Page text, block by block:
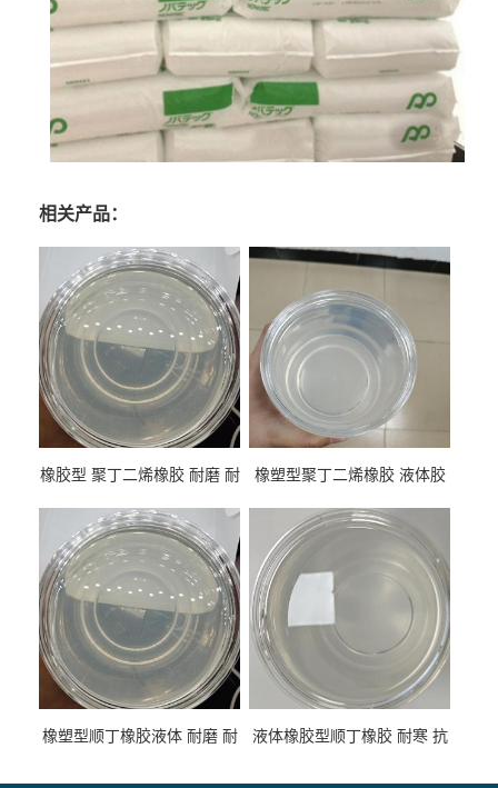
相关产品：
橡胶型 聚丁二烯橡胶 耐磨 耐
性
橡塑型聚丁二烯橡胶 液体胶
专用
橡塑型顺丁橡胶液体 耐磨 耐
液体橡胶型顺丁橡胶 耐寒 抗